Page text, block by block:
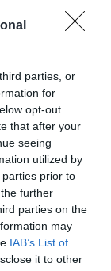
parties, or
for
opt-out
that after your
seeing
utilized by
prior to
further
parties on the
may
IAB’s List of
it to other